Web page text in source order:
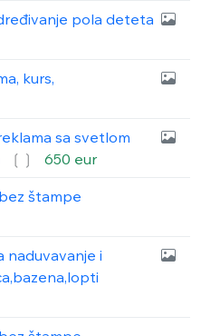
pola deteta
kurs,
sa svetlom
❲❳ 650 eur
štampe
naduvavanje i